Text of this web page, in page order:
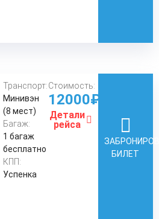
Транспорт:
Минивэн
(8 мест)
Багаж:
1 багаж
бесплатно
КПП:
Успенка
Стоимость:
12000₽
Детали
рейса
БИЛЕТ